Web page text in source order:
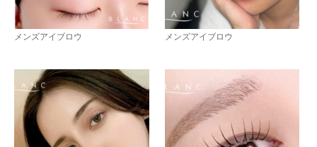
メンズアイブロウ メンズアイブロウ